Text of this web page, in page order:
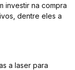
investir na compra
dentre eles a
a laser para